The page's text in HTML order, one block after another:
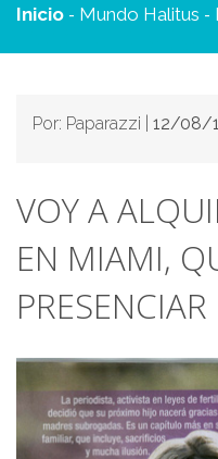
Inicio - Mundo Halitus -
Por: Paparazzi | 12/08/
VOY A
EN MIAMI,